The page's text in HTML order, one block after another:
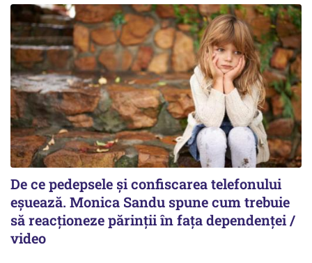
De ce pedepsele și confiscarea telefonului
eșuează. Monica Sandu spune cum trebuie
să reacționeze părinții în fața dependenței /
video